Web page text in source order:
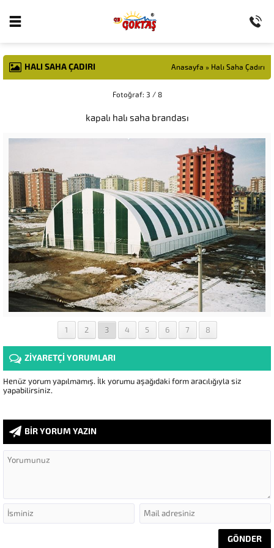
HALI SAHA ÇADIRI Anasayfa » Halı Saha Çadırı
Fotoğraf: 3 / 8
kapalı halı saha brandası
1 2 3 4 5 6 7 8
ZİYARETÇİ YORUMLARI
Henüz yorum yapılmamış. İlk yorumu aşağıdaki form aracılığıyla siz
yapabilirsiniz.
BİR YORUM YAZIN